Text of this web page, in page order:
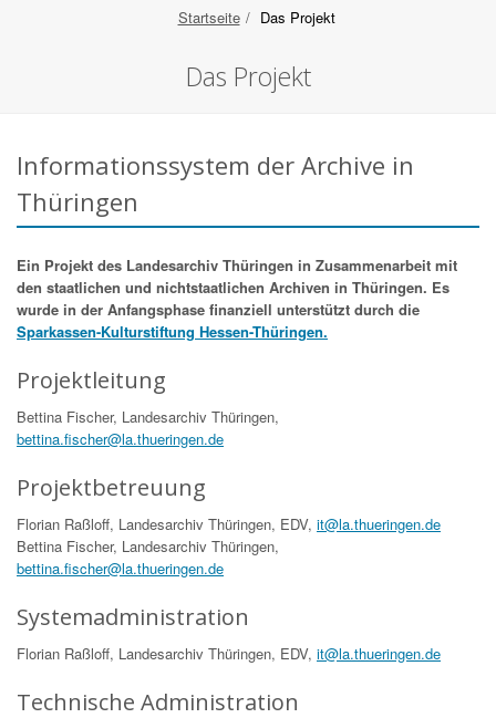
Startseite Das Projekt
Das Projekt
Informationssystem der Archive in
Thüringen
Ein Projekt des Landesarchiv Thüringen in Zusammenarbeit mit
den staatlichen und nichtstaatlichen Archiven in Thüringen. Es
wurde in der Anfangsphase finanziell unterstützt durch die
Sparkassen-Kulturstiftung Hessen-Thüringen.
Projektleitung
Bettina Fischer, Landesarchiv Thüringen,
bettina.fischer@la.thueringen.de
Projektbetreuung
Florian Raßloff, Landesarchiv Thüringen, EDV, it@la.thueringen.de
Bettina Fischer, Landesarchiv Thüringen,
bettina.fischer@la.thueringen.de
Systemadministration
Florian Raßloff, Landesarchiv Thüringen, EDV, it@la.thueringen.de
Technische Administration